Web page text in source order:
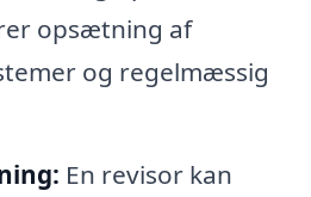
opsætning af
og regelmæssig
En revisor kan